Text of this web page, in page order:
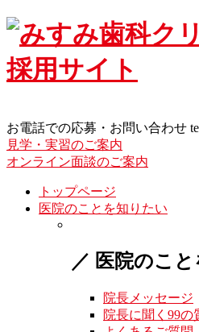
Skip
お電話での応募・お問い合わせ
見学・実習のご案内
オンライン面談のご案内
トップページ
医院のことを知りたい
／ 医院のこ
院長メッセージ
院長に聞く99の